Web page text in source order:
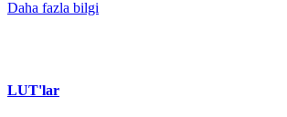
Daha fazla bilgi
LUT'lar